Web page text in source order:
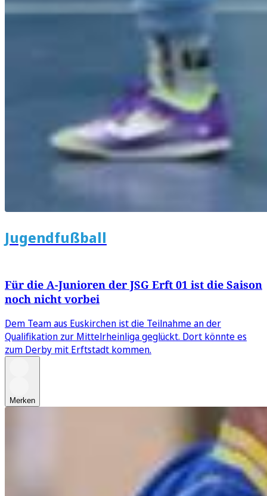
Jugendfußball
Für die A-Junioren der JSG Erft 01 ist die Saison
noch nicht vorbei
Dem Team aus Euskirchen ist die Teilnahme an der
Qualifikation zur Mittelrheinliga geglückt. Dort könnte es
zum Derby mit Erftstadt kommen.
Merken